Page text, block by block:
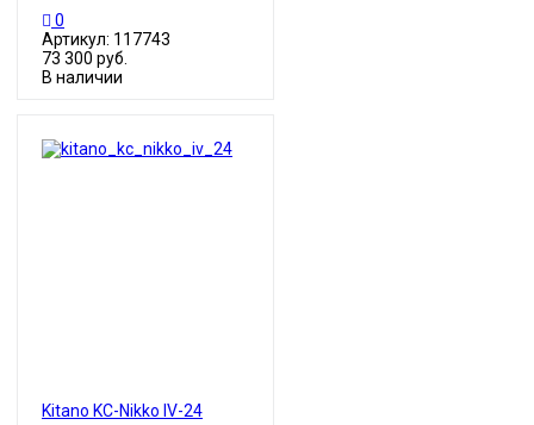
0
Артикул: 117743
73 300 руб.
В наличии
Kitano KC-Nikko IV-24